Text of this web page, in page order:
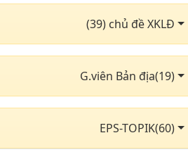
(39) chủ đề XKLĐ
G.viên Bản địa(19)
EPS-TOPIK(60)